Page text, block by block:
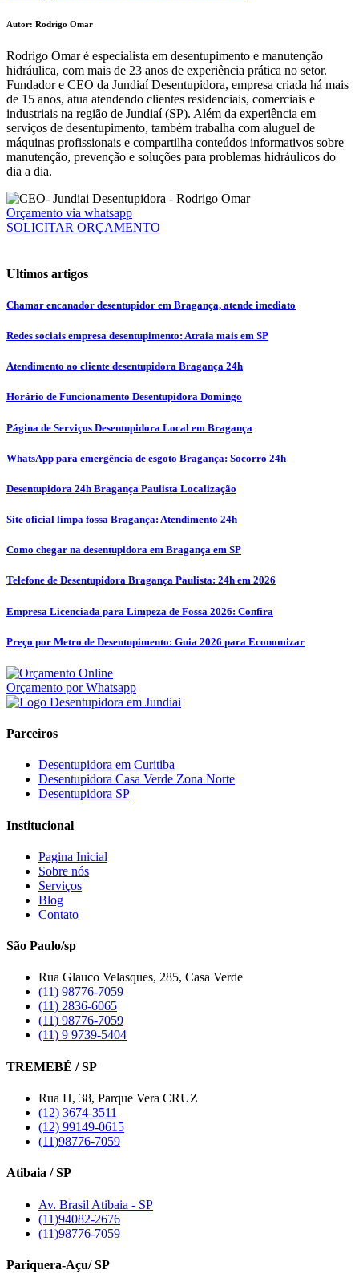
Autor: Rodrigo Omar
Rodrigo Omar é especialista em desentupimento e manutenção
hidráulica, com mais de 23 anos de experiência prática no setor.
Fundador e CEO da Jundiaí Desentupidora, empresa criada há mais
de 15 anos, atua atendendo clientes residenciais, comerciais e
industriais na região de Jundiaí (SP). Além da experiência em
serviços de desentupimento, também trabalha com aluguel de
máquinas profissionais e compartilha conteúdos informativos sobre
manutenção, prevenção e soluções para problemas hidráulicos do
dia a dia.
Orçamento via whatsapp
SOLICITAR ORÇAMENTO
Ultimos artigos
Chamar encanador desentupidor em Bragança, atende imediato
Redes sociais empresa desentupimento: Atraia mais em SP
Atendimento ao cliente desentupidora Bragança 24h
Horário de Funcionamento Desentupidora Domingo
Página de Serviços Desentupidora Local em Bragança
WhatsApp para emergência de esgoto Bragança: Socorro 24h
Desentupidora 24h Bragança Paulista Localização
Site oficial limpa fossa Bragança: Atendimento 24h
Como chegar na desentupidora em Bragança em SP
Telefone de Desentupidora Bragança Paulista: 24h em 2026
Empresa Licenciada para Limpeza de Fossa 2026: Confira
Preço por Metro de Desentupimento: Guia 2026 para Economizar
Orçamento por Whatsapp
Parceiros
Desentupidora em Curitiba
Desentupidora Casa Verde Zona Norte
Desentupidora SP
Institucional
Pagina Inicial
Sobre nós
Serviços
Blog
Contato
São Paulo/sp
Rua Glauco Velasques, 285, Casa Verde
(11) 98776-7059
(11) 2836-6065
(11) 98776-7059
(11) 9 9739-5404
TREMEBÉ / SP
Rua H, 38, Parque Vera CRUZ
(12) 3674-3511
(12) 99149-0615
(11)98776-7059
Atibaia / SP
Av. Brasil Atibaia - SP
(11)94082-2676
(11)98776-7059
Pariquera-Açu/ SP